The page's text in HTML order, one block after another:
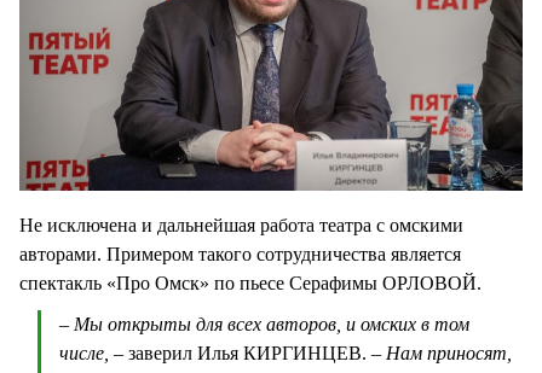
Не исключена и дальнейшая работа театра с омскими
авторами. Примером такого сотрудничества является
спектакль «Про Омск» по пьесе Серафимы ОРЛОВОЙ.
– Мы открыты для всех авторов, и омских в том
числе, – заверил Илья КИРГИНЦЕВ. – Нам приносят,